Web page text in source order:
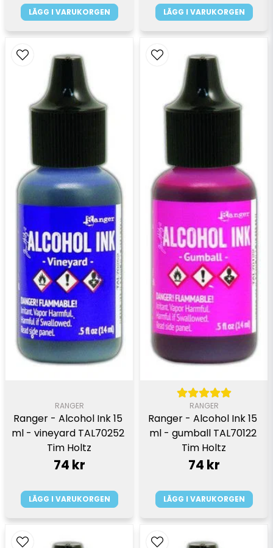
LÄGG I VARUKORGEN LÄGG I VARUKORGEN
RANGER
Ranger - Alcohol Ink 15
ml - vineyard TAL70252
Tim Holtz
74 kr
LÄGG I VARUKORGEN
RANGER
Ranger - Alcohol Ink 15
ml - gumball TAL70122
Tim Holtz
74 kr
LÄGG I VARUKORGEN